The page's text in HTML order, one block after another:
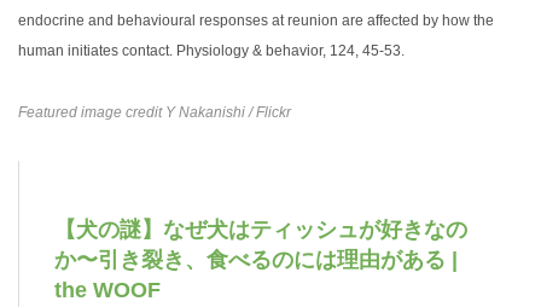
endocrine and behavioural responses at reunion are affected by how the
human initiates contact. Physiology & behavior, 124, 45-53.
Featured image credit Y Nakanishi / Flickr
【犬の謎】なぜ犬はティッシュが好きなの
か〜引き裂き、食べるのには理由がある |
the WOOF